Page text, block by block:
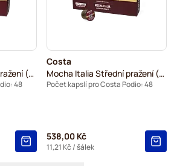
Mocha Italia Střední pražení (Malý Šálek)
48
Costa
Mocha Italia Střední pražení (Velký Šálek)
Počet kapslí pro Costa Podio: 48
538,00 Kč
11,21 Kč / šálek